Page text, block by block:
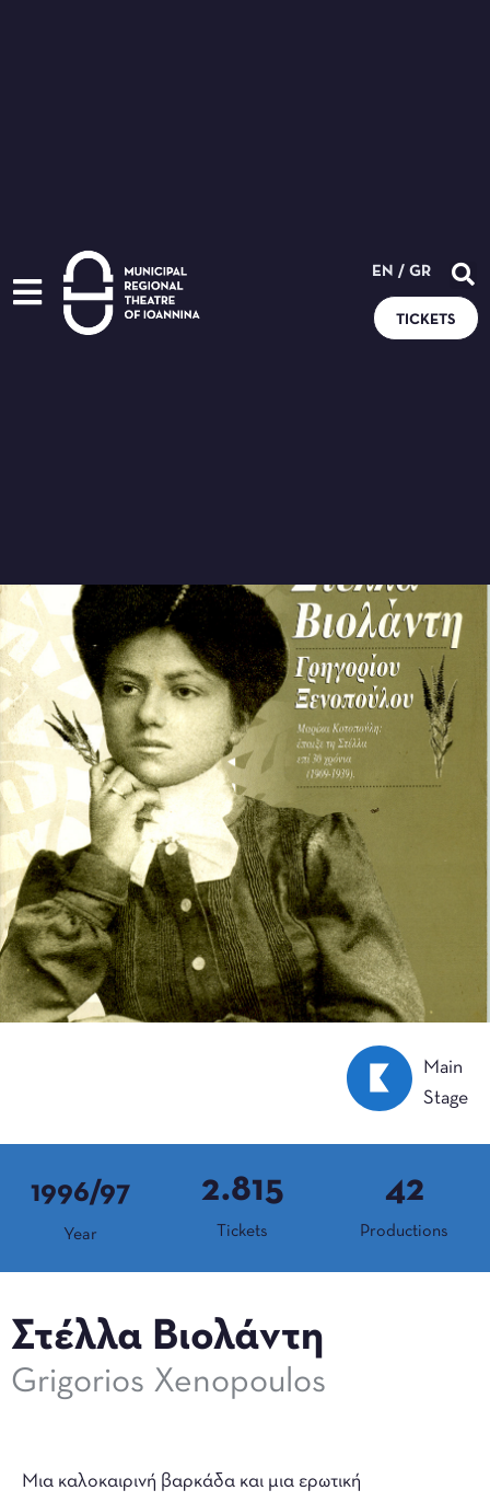
EN / GR
TICKETS
Main
Stage
1996/97
Year Tickets
2.815
Productions
42
Στέλλα Βιολάντη
Grigorios Xenopoulos
Μια καλοκαιρινή βαρκάδα και μια ερωτική